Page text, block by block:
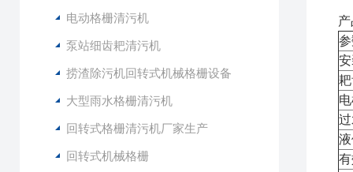
电动格栅清污机
泵站细齿耙清污机
捞渣除污机回转式机械格栅设备
大型雨水格栅清污机
回转式格栅清污机厂家生产
回转式机械格栅